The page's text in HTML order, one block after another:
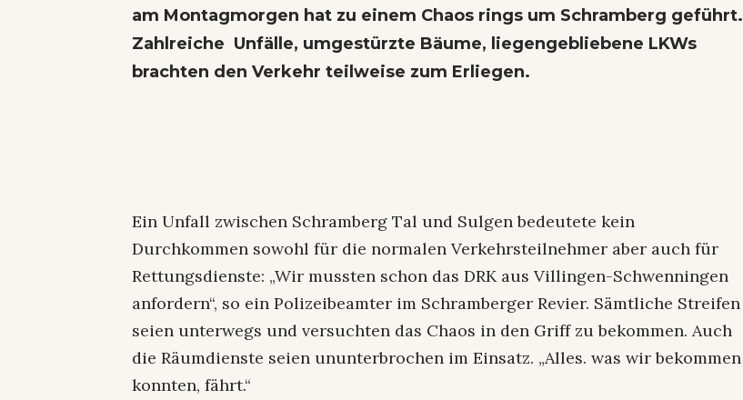
am Montagmorgen hat zu einem Chaos rings um Schramberg geführt.
Zahlreiche Unfälle, umgestürzte Bäume, liegengebliebene LKWs
brachten den Verkehr teilweise zum Erliegen.
Ein Unfall zwischen Schramberg Tal und Sulgen bedeutete kein
Durchkommen sowohl für die normalen Verkehrsteilnehmer aber auch für
Rettungsdienste: „Wir mussten schon das DRK aus Villingen-Schwenningen
anfordern“, so ein Polizeibeamter im Schramberger Revier. Sämtliche Streifen
seien unterwegs und versuchten das Chaos in den Griff zu bekommen. Auch
die Räumdienste seien ununterbrochen im Einsatz. „Alles. was wir bekommen
konnten, fährt.“